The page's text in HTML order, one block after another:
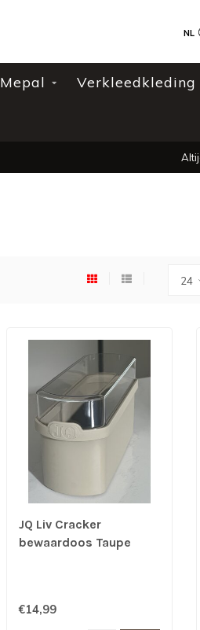
NL
Mepal Verkleedkleding
JQ Liv Cracker
bewaardoos Taupe
€14,99